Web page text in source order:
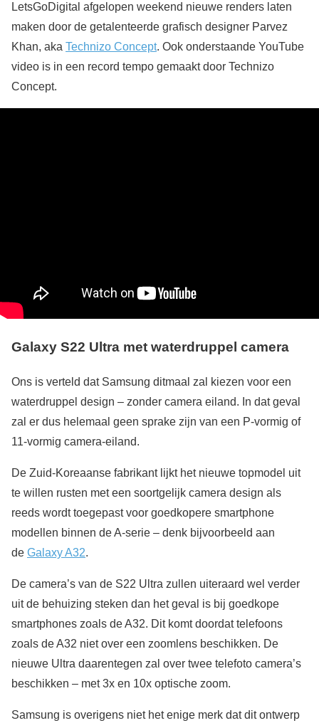
LetsGoDigital afgelopen weekend nieuwe renders laten
maken door de getalenteerde grafisch designer Parvez
Khan, aka Technizo Concept. Ook onderstaande YouTube
video is in een record tempo gemaakt door Technizo
Concept.
Galaxy S22 Ultra met waterdruppel camera
Ons is verteld dat Samsung ditmaal zal kiezen voor een
waterdruppel design – zonder camera eiland. In dat geval
zal er dus helemaal geen sprake zijn van een P-vormig of
11-vormig camera-eiland.
De Zuid-Koreaanse fabrikant lijkt het nieuwe topmodel uit
te willen rusten met een soortgelijk camera design als
reeds wordt toegepast voor goedkopere smartphone
modellen binnen de A-serie – denk bijvoorbeeld aan
de Galaxy A32.
De camera’s van de S22 Ultra zullen uiteraard wel verder
uit de behuizing steken dan het geval is bij goedkope
smartphones zoals de A32. Dit komt doordat telefoons
zoals de A32 niet over een zoomlens beschikken. De
nieuwe Ultra daarentegen zal over twee telefoto camera’s
beschikken – met 3x en 10x optische zoom.
Samsung is overigens niet het enige merk dat dit ontwerp